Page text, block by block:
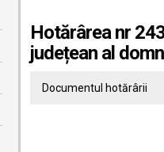
Hotărârea nr
județean al
Documentul hotărârii